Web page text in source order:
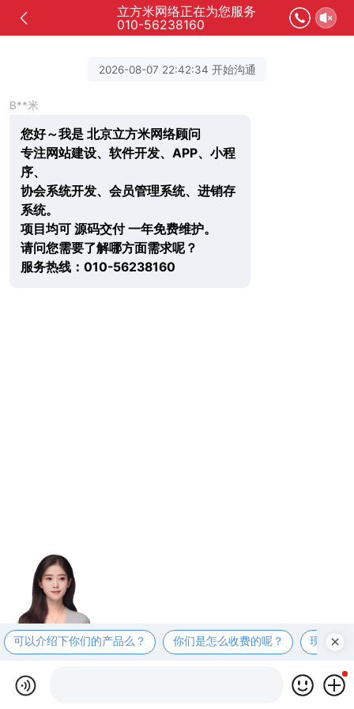
立方米网络正在为您服务
010-56238160
2026-08-07 22:42:34 开始沟通
B**米
您好～我是 北京立方米网络顾问
专注网站建设、软件开发、APP、小程
序、
协会系统开发、会员管理系统、进销存
系统。
项目均可 源码交付 一年免费维护。
请问您需要了解哪方面需求呢？
服务热线：010-56238160
可以介绍下你们的产品么？ 你们是怎么收费的呢？ 现在有